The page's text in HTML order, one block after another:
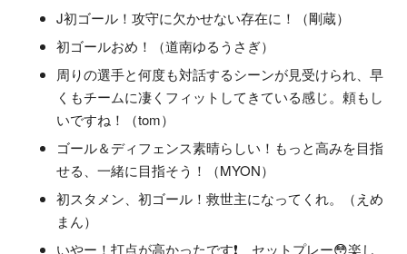
J初ゴール！攻守に欠かせない存在に！（剛蔵）
初ゴールおめ！（道南ゆるうさぎ）
周りの選手と何度も対話するシーンが見受けられ、早
くもチームに凄くフィットしてきている感じ。頼もし
いですね！（tom）
ゴール＆ディフェンス素晴らしい！もっと高みを目指
せる、一緒に目指そう！（MYON）
初スタメン、初ゴール！救世主になってくれ。（えめ
まん）
いやー！打点が高かったです❗️ セットプレー😳楽し